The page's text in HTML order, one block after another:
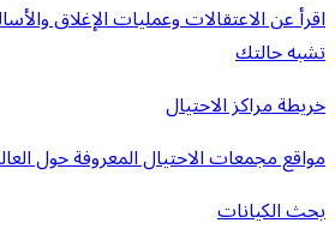
اقرأ عن الاعتقالات وعمليات الإغلاق
تشبه حالتك
خريطة مراكز الاحتيال
مواقع مجمعات الاحتيال المعروفة حول
بحث الكيانات